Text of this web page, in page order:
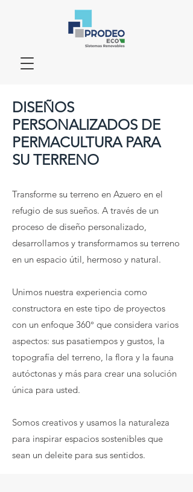
DISEÑOS
PERSONALIZADOS DE
PERMACULTURA PARA
SU TERRENO
Transforme su terreno en Azuero en el
refugio de sus sueños. A través de un
proceso de diseño personalizado,
desarrollamos y transformamos su terreno
en un espacio útil, hermoso y natural.
Unimos nuestra experiencia como
constructora en este tipo de proyectos
con un enfoque 360° que considera varios
aspectos: sus pasatiempos y gustos, la
topografía del terreno, la flora y la fauna
autóctonas y más para crear una solución
única para usted.
Somos creativos y usamos la naturaleza
para inspirar espacios sostenibles que
sean un deleite para sus sentidos.